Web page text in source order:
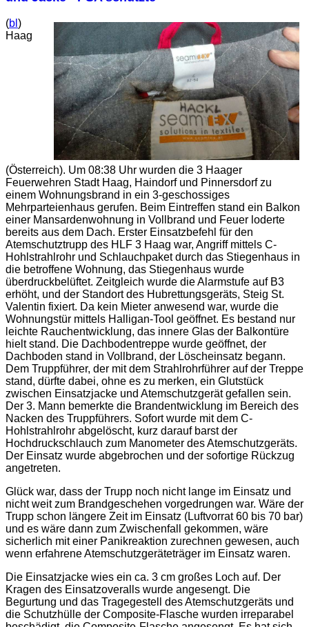
(bl )
Haag
(Österreich). Um 08:38 Uhr wurden die 3 Haager
Feuerwehren Stadt Haag, Haindorf und Pinnersdorf zu
einem Wohnungsbrand in ein 3-geschossiges
Mehrparteienhaus gerufen. Beim Eintreffen stand ein Balkon
einer Mansardenwohnung in Vollbrand und Feuer loderte
bereits aus dem Dach. Erster Einsatzbefehl für den
Atemschutztrupp des HLF 3 Haag war, Angriff mittels C-
Hohlstrahlrohr und Schlauchpaket durch das Stiegenhaus in
die betroffene Wohnung, das Stiegenhaus wurde
überdruckbelüftet. Zeitgleich wurde die Alarmstufe auf B3
erhöht, und der Standort des Hubrettungsgeräts, Steig St.
Valentin fixiert. Da kein Mieter anwesend war, wurde die
Wohnungstür mittels Halligan-Tool geöffnet. Es bestand nur
leichte Rauchentwicklung, das innere Glas der Balkontüre
hielt stand. Die Dachbodentreppe wurde geöffnet, der
Dachboden stand in Vollbrand, der Löscheinsatz begann.
Dem Truppführer, der mit dem Strahlrohrführer auf der Treppe
stand, dürfte dabei, ohne es zu merken, ein Glutstück
zwischen Einsatzjacke und Atemschutzgerät gefallen sein.
Der 3. Mann bemerkte die Brandentwicklung im Bereich des
Nacken des Truppführers. Sofort wurde mit dem C-
Hohlstrahlrohr abgelöscht, kurz darauf barst der
Hochdruckschlauch zum Manometer des Atemschutzgeräts.
Der Einsatz wurde abgebrochen und der sofortige Rückzug
angetreten.
Glück war, dass der Trupp noch nicht lange im Einsatz und
nicht weit zum Brandgeschehen vorgedrungen war. Wäre der
Trupp schon längere Zeit im Einsatz (Luftvorrat 60 bis 70 bar)
und es wäre dann zum Zwischenfall gekommen, wäre
sicherlich mit einer Panikreaktion zurechnen gewesen, auch
wenn erfahrene Atemschutzgeräteträger im Einsatz waren.
Die Einsatzjacke wies ein ca. 3 cm großes Loch auf. Der
Kragen des Einsatzoveralls wurde angesengt. Die
Begurtung und das Tragegestell des Atemschutzgeräts und
die Schutzhülle der Composite-Flasche wurden irreparabel